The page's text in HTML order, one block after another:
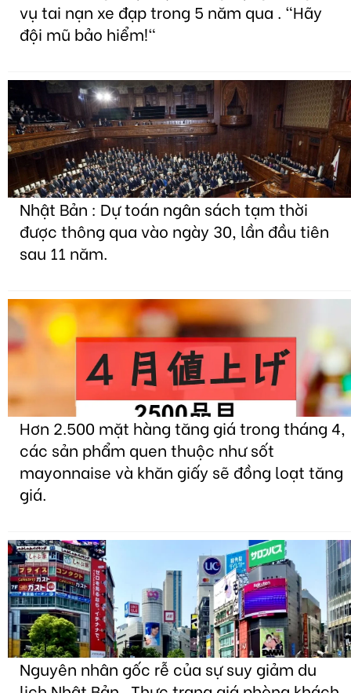
vụ tai nạn xe đạp trong 5 năm qua . "Hãy
đội mũ bảo hiểm!"
Nhật Bản : Dự toán ngân sách tạm thời
được thông qua vào ngày 30, lần đầu tiên
sau 11 năm.
Hơn 2.500 mặt hàng tăng giá trong tháng 4,
các sản phẩm quen thuộc như sốt
mayonnaise và khăn giấy sẽ đồng loạt tăng
giá.
Nguyên nhân gốc rễ của sự suy giảm du